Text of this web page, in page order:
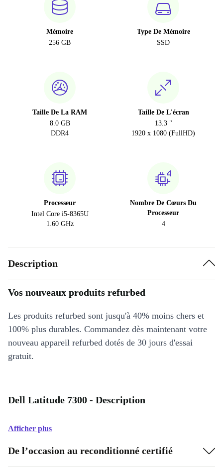
Mémoire
256 GB
Type De Mémoire
SSD
Taille De La RAM
8.0 GB
DDR4
Taille De L'écran
13.3 "
1920 x 1080 (FullHD)
Processeur
Intel Core i5-8365U
1.60 GHz
Nombre De Cœurs Du
Processeur
4
Description
Vos nouveaux produits refurbed
Les produits refurbed sont jusqu'à 40% moins chers et
100% plus durables. Commandez dès maintenant votre
nouveau appareil refurbed dotés de 30 jours d'essai
gratuit.
Dell Latitude 7300 - Description
Afficher plus
De l’occasion au reconditionné certifié